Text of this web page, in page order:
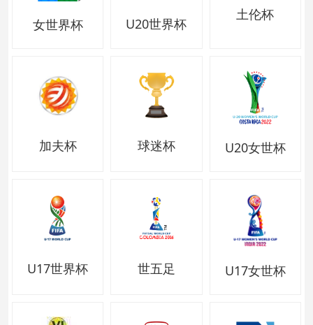
女世界杯 U20世界杯
土伦杯
加夫杯 球迷杯 U20女世杯
U17世界杯 世五足 U17女世杯